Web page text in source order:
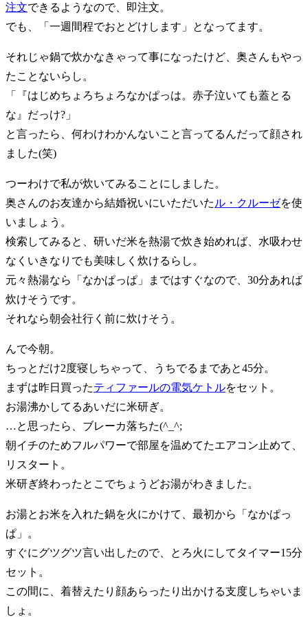
注文できるようなので、即注文。
でも、「一週間程でおとどけします」となってます。
それじゃ鍋で炊かなきゃって事になったけど、奥さんもやっ
たことないらし。
「『はじめちょろちょろなかぱっは。赤子泣いても蓋とる
な』だっけ?」
と言ったら、何わけわかんないこと言ってるんだって顔され
ました(笑)
つーわけで私が炊いてみることにしました。
奥さんのお友達から結婚祝いにいただいた ル・クルーゼを使
いましょう。
検索してみると、研いだ米を熱湯で炊き始めれば、水吸わせ
なくいきなりでも美味しく炊けるらし。
元々熱湯なら「なかぱっぱ」まではすぐなので、30分あれば
炊けそうです。
それなら朝会社行く前に炊けそう。
んで今朝。
ちっとだけ2度寝しちゃって、うちでるまであと45分。
まずは昨日買ったティファールの電気ケトルをセット。
お湯沸かしてるあいだに米研ぎ。
…と思ったら、ブレーカ落ちた(^_^;
朝イチのためフルパワーで部屋を温めてたエアコン止めて、
リスタート。
米研ぎ終わったとこでちょうどお湯がわきました。
お湯とお米を入れた鍋を火にかけて、最初から「なかぱっ
ぱ」。
すぐにグツグツ言い出したので、とろ火にしてタイマー15分
セット。
この間に、着替えたり顔あらったり出かける支度しちゃいま
しょ。